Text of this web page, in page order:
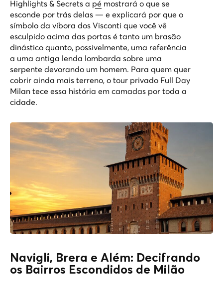
Highlights & Secrets a pé mostrará o que se
esconde por trás delas — e explicará por que o
símbolo da víbora dos Visconti que você vê
esculpido acima das portas é tanto um brasão
dinástico quanto, possivelmente, uma referência
a uma antiga lenda lombarda sobre uma
serpente devorando um homem. Para quem quer
cobrir ainda mais terreno, o tour privado Full Day
Milan tece essa história em camadas por toda a
cidade.
Navigli, Brera e Além: Decifrando
os Bairros Escondidos de Milão